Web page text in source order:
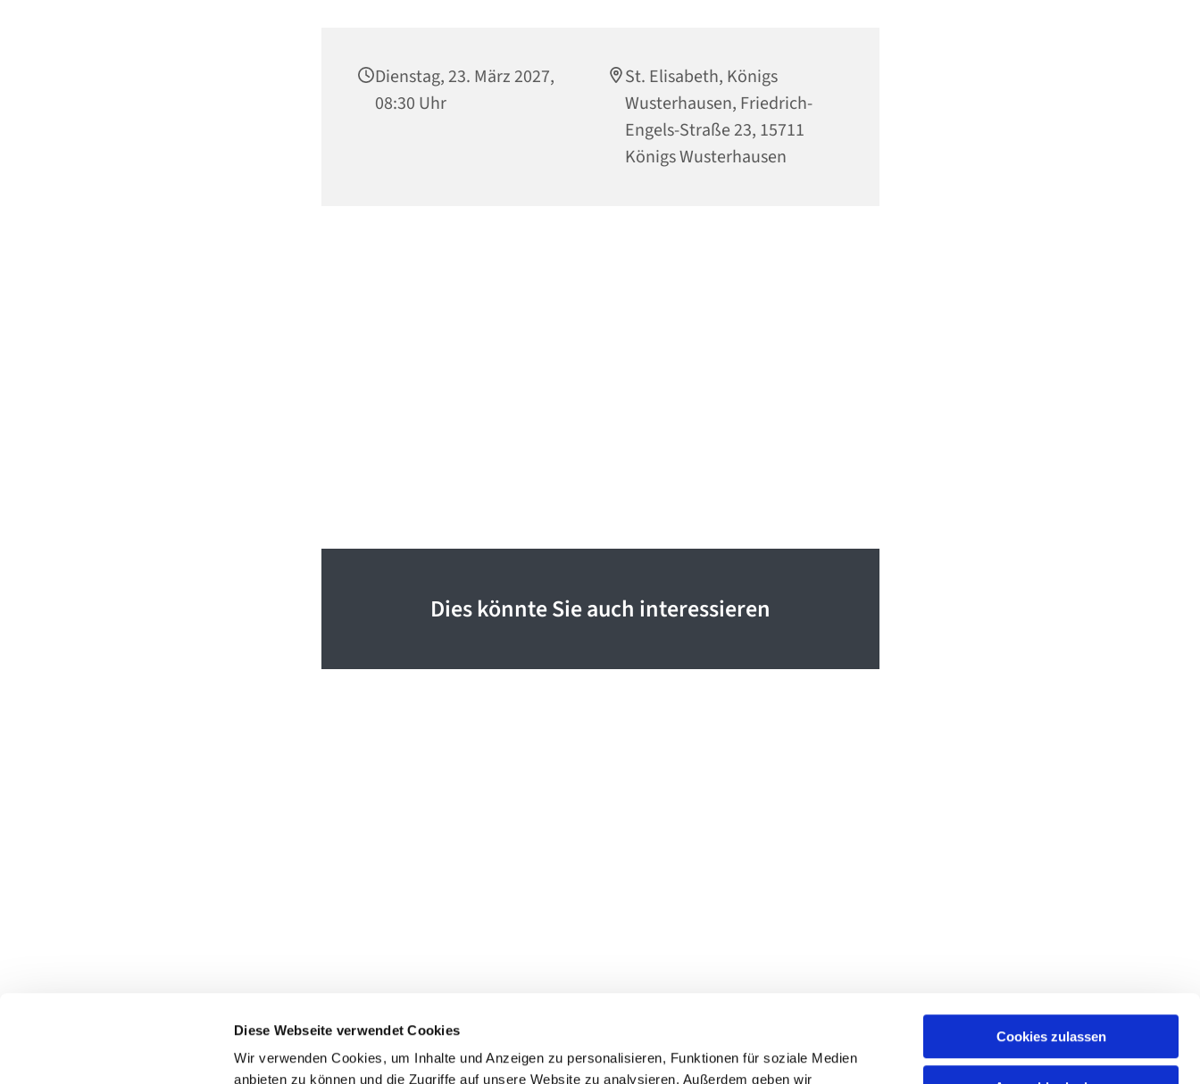
Diese Webseite verwendet Cookies
Wir verwenden Cookies, um Inhalte und Anzeigen zu personalisieren, Funktionen für soziale Medien
anbieten zu können und die Zugriffe auf unsere Website zu analysieren. Außerdem geben wir
Cookies zulassen
Dienstag, 23. März 2027,
08:30 Uhr
St. Elisabeth, Königs
Wusterhausen, Friedrich-
Engels-Straße 23, 15711
Königs Wusterhausen
Dies könnte Sie auch interessieren